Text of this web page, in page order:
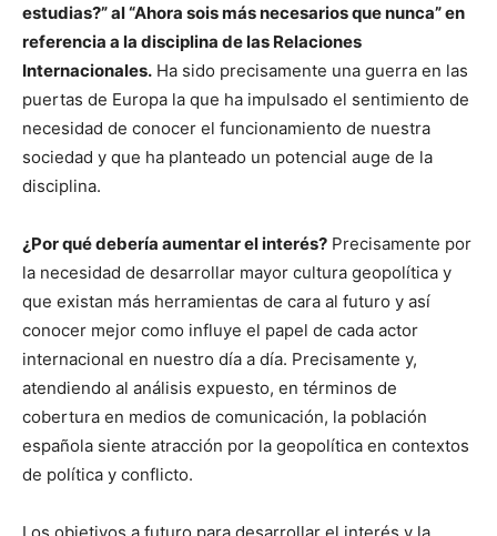
estudias?” al “Ahora sois más necesarios que nunca” en
referencia a la disciplina de las Relaciones
Internacionales. Ha sido precisamente una guerra en las
puertas de Europa la que ha impulsado el sentimiento de
necesidad de conocer el funcionamiento de nuestra
sociedad y que ha planteado un potencial auge de la
disciplina.
¿Por qué debería aumentar el interés? Precisamente por
la necesidad de desarrollar mayor cultura geopolítica y
que existan más herramientas de cara al futuro y así
conocer mejor como influye el papel de cada actor
internacional en nuestro día a día. Precisamente y,
atendiendo al análisis expuesto, en términos de
cobertura en medios de comunicación, la población
española siente atracción por la geopolítica en contextos
de política y conflicto.
Los objetivos a futuro para desarrollar el interés y la